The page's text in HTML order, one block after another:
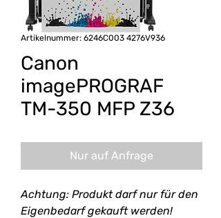
Artikelnummer: 6246C003 4276V936
Canon
imagePROGRAF
TM-350 MFP Z36
Nur auf Anfrage
Achtung: Produkt darf nur für den
Eigenbedarf gekauft werden!